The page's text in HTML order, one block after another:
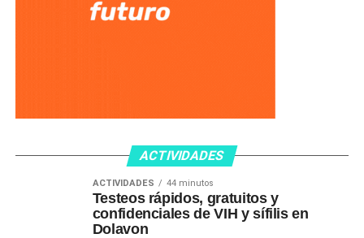
ACTIVIDADES
ACTIVIDADES 44 minutos
Testeos rápidos, gratuitos y
confidenciales de VIH y sífilis en
Dolavon